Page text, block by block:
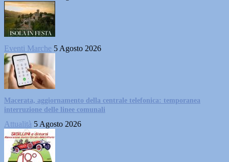
Eventi Marche 5 Agosto 2026
Macerata, aggiornamento della centrale telefonica: temporanea
interruzione delle linee comunali
Attualità 5 Agosto 2026